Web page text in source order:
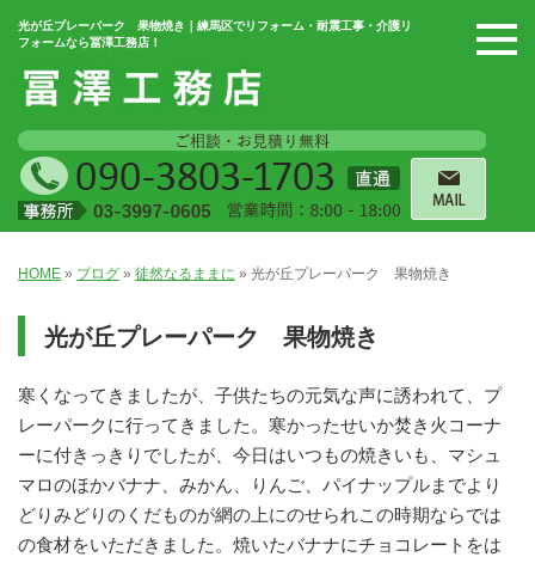
光が丘プレーパーク 果物焼き｜練馬区でリフォーム・耐震工事・介護リ
フォームなら冨澤工務店！
HOME » ブログ » 徒然なるままに » 光が丘プレーパーク 果物焼き
光が丘プレーパーク 果物焼き
寒くなってきましたが、子供たちの元気な声に誘われて、プ
レーパークに行ってきました。寒かったせいか焚き火コーナ
ーに付きっきりでしたが、今日はいつもの焼きいも、マシュ
マロのほかバナナ、みかん、りんご、パイナップルまでより
どりみどりのくだものが網の上にのせられこの時期ならでは
の食材をいただきました。焼いたバナナにチョコレートをは